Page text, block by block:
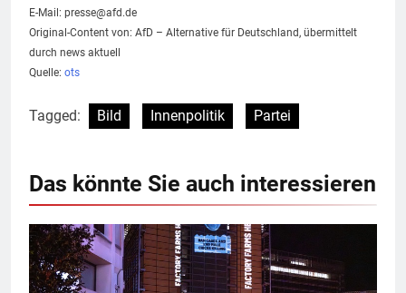
E-Mail: presse@afd.de
Original-Content von: AfD – Alternative für Deutschland, übermittelt
durch news aktuell
Quelle: ots
Tagged: Bild Innenpolitik Partei
Das könnte Sie auch interessieren